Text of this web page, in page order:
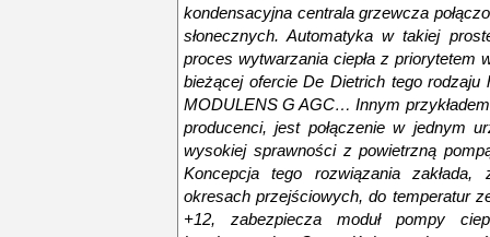
kondensacyjna centrala grzewcza
słonecznych. Automatyka w takiej
proces wytwarzania ciepła z priorytetem
bieżącej ofercie De Dietrich tego
MODULENS G AGC… Innym
producenci, jest połączenie w jednym
wysokiej sprawności z powietrzną
Koncepcja tego rozwiązania
okresach przejściowych, do temperatur
+12, zabezpiecza moduł pompy